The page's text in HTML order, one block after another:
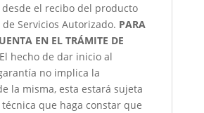
el recibo del producto
Servicios Autorizado. PARA
EN EL TRÁMITE DE
El hecho de dar inicio al
no implica la
la misma, esta estará sujeta
que haga constar que